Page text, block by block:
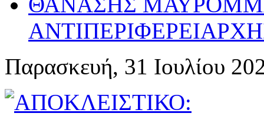
Παρασκευή, 31 Ιουλίου